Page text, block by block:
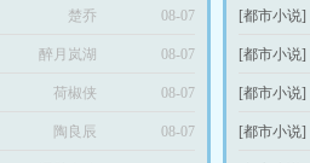
[都市小说]
[都市小说]
[都市小说]
[都市小说]
楚乔 08-07
醉月岚湖 08-07
荷椒侠 08-07
陶良辰 08-07